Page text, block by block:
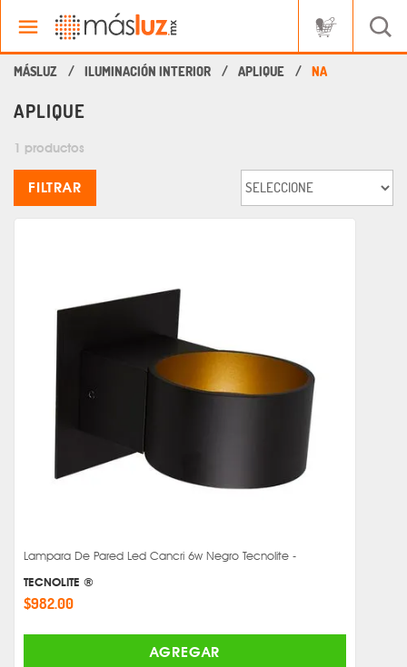
ILUMINACIÓN INTERIOR APLIQUE NA
APLIQUE
1 productos
FILTRAR
Lampara De Pared Led Cancri 6w Negro Tecnolite -
TECNOLITE ®
$982.00
AGREGAR